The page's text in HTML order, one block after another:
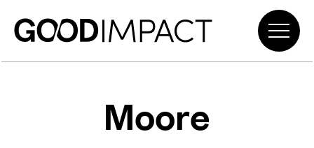
Moore